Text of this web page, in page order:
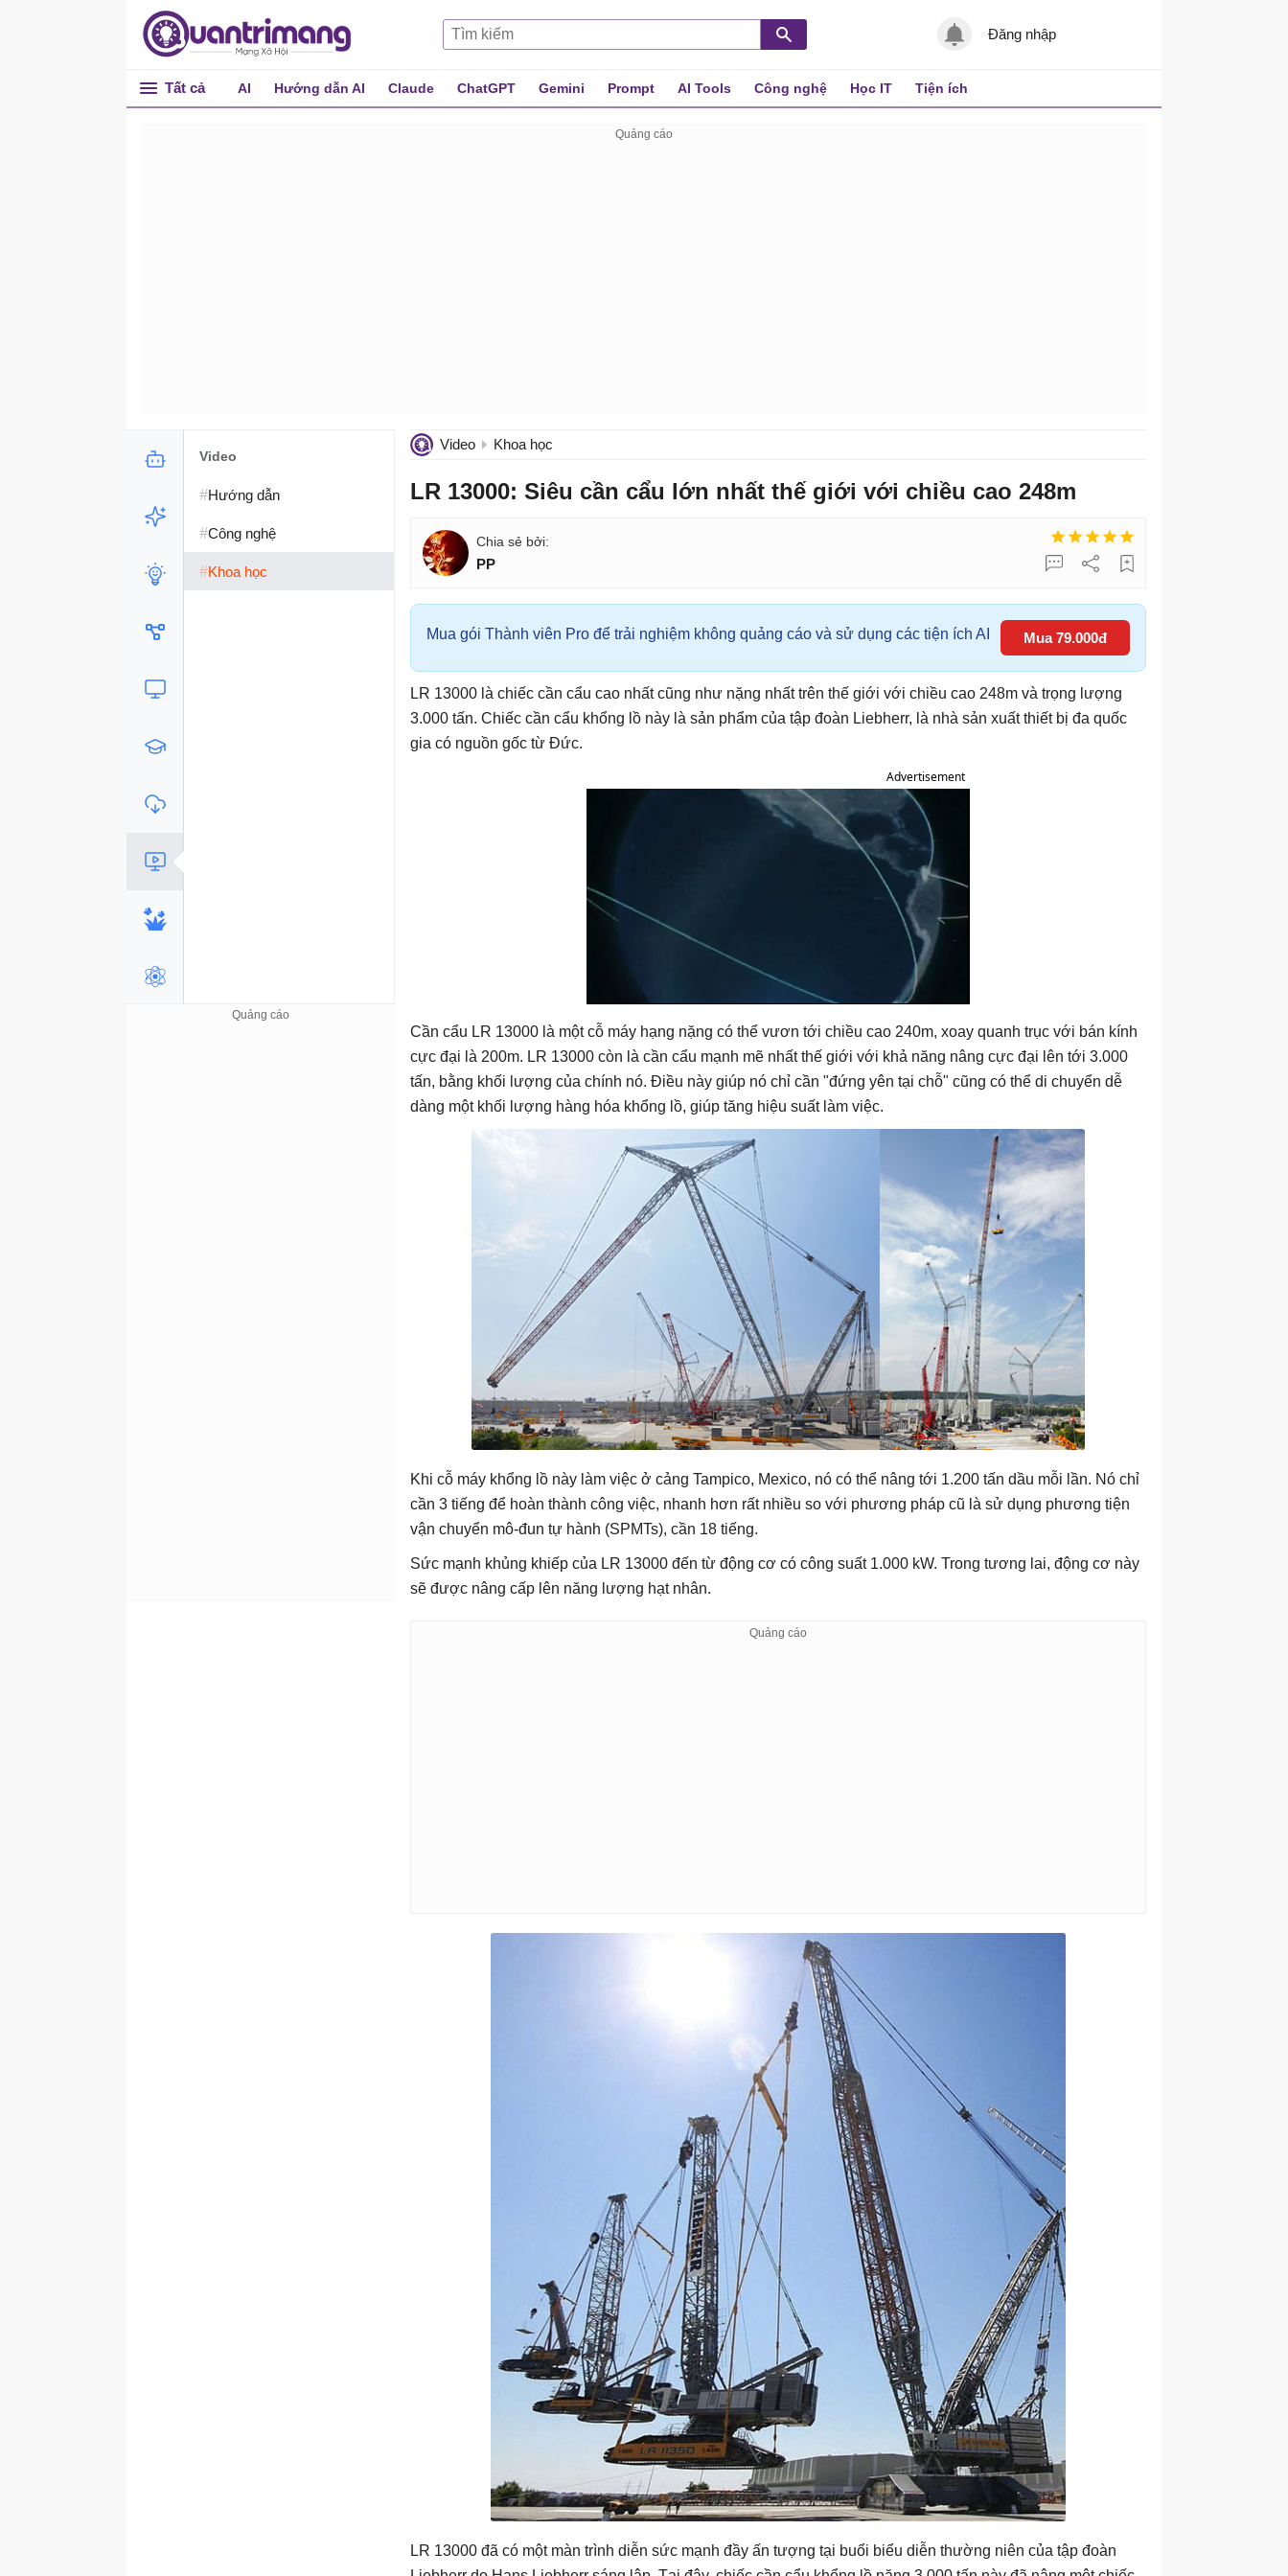
Đăng nhập
Tất cả AI Hướng dẫn AI Claude ChatGPT Gemini Prompt AI Tools Công nghệ Học IT Tiện ích
Video Khoa học
LR 13000: Siêu cần cẩu lớn nhất thế giới với chiều cao 248m
PP
Mua gói Thành viên Pro để trải nghiệm không quảng cáo và sử dụng các tiện ích AI Mua 79.000đ
LR 13000 là chiếc cần cẩu cao nhất cũng như nặng nhất trên thế giới với chiều cao 248m và trọng lượng
3.000 tấn. Chiếc cần cẩu khổng lồ này là sản phẩm của tập đoàn Liebherr, là nhà sản xuất thiết bị đa quốc
gia có nguồn gốc từ Đức.
Advertisement
Cần cẩu LR 13000 là một cỗ máy hạng nặng có thể vươn tới chiều cao 240m, xoay quanh trục với bán kính
cực đại là 200m. LR 13000 còn là cần cẩu mạnh mẽ nhất thế giới với khả năng nâng cực đại lên tới 3.000
tấn, bằng khối lượng của chính nó. Điều này giúp nó chỉ cần "đứng yên tại chỗ" cũng có thể di chuyển dễ
dàng một khối lượng hàng hóa khổng lồ, giúp tăng hiệu suất làm việc.
Khi cỗ máy khổng lồ này làm việc ở cảng Tampico, Mexico, nó có thể nâng tới 1.200 tấn dầu mỗi lần. Nó chỉ
cần 3 tiếng để hoàn thành công việc, nhanh hơn rất nhiều so với phương pháp cũ là sử dụng phương tiện
vận chuyển mô-đun tự hành (SPMTs), cần 18 tiếng.
Sức mạnh khủng khiếp của LR 13000 đến từ động cơ có công suất 1.000 kW. Trong tương lai, động cơ này
sẽ được nâng cấp lên năng lượng hạt nhân.
LR 13000 đã có một màn trình diễn sức mạnh đầy ấn tượng tại buổi biểu diễn thường niên của tập đoàn
Video
#Hướng dẫn
#Công nghệ
#Khoa học